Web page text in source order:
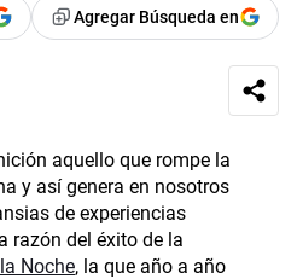
Agregar Búsqueda en
aquello que rompe la
y así genera en nosotros
de experiencias
razón del éxito de la
Noche, la que año a año